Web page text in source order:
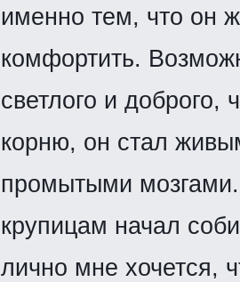
именно тем, что он
комфортить.
светлого и
корню, он стал
промытыми
крупицам начал
лично мне хочется,